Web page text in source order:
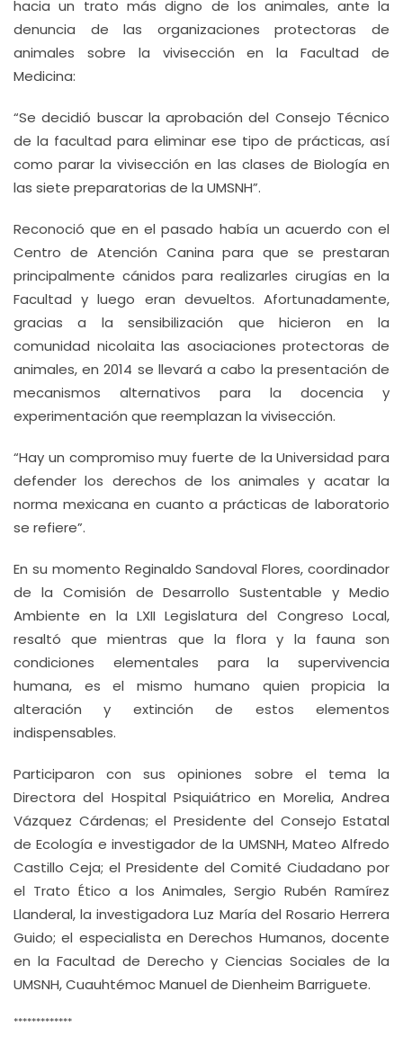
hacia un trato más digno de los animales, ante la
denuncia de las organizaciones protectoras de
animales sobre la vivisección en la Facultad de
Medicina:
“Se decidió buscar la aprobación del Consejo Técnico
de la facultad para eliminar ese tipo de prácticas, así
como parar la vivisección en las clases de Biología en
las siete preparatorias de la UMSNH”.
Reconoció que en el pasado había un acuerdo con el
Centro de Atención Canina para que se prestaran
principalmente cánidos para realizarles cirugías en la
Facultad y luego eran devueltos. Afortunadamente,
gracias a la sensibilización que hicieron en la
comunidad nicolaita las asociaciones protectoras de
animales, en 2014 se llevará a cabo la presentación de
mecanismos alternativos para la docencia y
experimentación que reemplazan la vivisección.
“Hay un compromiso muy fuerte de la Universidad para
defender los derechos de los animales y acatar la
norma mexicana en cuanto a prácticas de laboratorio
se refiere”.
En su momento Reginaldo Sandoval Flores, coordinador
de la Comisión de Desarrollo Sustentable y Medio
Ambiente en la LXII Legislatura del Congreso Local,
resaltó que mientras que la flora y la fauna son
condiciones elementales para la supervivencia
humana, es el mismo humano quien propicia la
alteración y extinción de estos elementos
indispensables.
Participaron con sus opiniones sobre el tema la
Directora del Hospital Psiquiátrico en Morelia, Andrea
Vázquez Cárdenas; el Presidente del Consejo Estatal
de Ecología e investigador de la UMSNH, Mateo Alfredo
Castillo Ceja; el Presidente del Comité Ciudadano por
el Trato Ético a los Animales, Sergio Rubén Ramírez
Llanderal, la investigadora Luz María del Rosario Herrera
Guido; el especialista en Derechos Humanos, docente
en la Facultad de Derecho y Ciencias Sociales de la
UMSNH, Cuauhtémoc Manuel de Dienheim Barriguete.
*************